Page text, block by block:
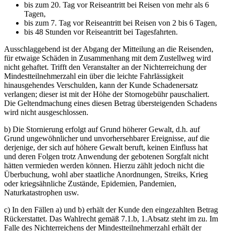
bis zum 20. Tag vor Reiseantritt bei Reisen von mehr als 6
Tagen,
bis zum 7. Tag vor Reiseantritt bei Reisen von 2 bis 6 Tagen,
bis 48 Stunden vor Reiseantritt bei Tagesfahrten.
Ausschlaggebend ist der Abgang der Mitteilung an die Reisenden,
für etwaige Schäden in Zusammenhang mit dem Zustellweg wird
nicht gehaftet. Trifft den Veranstalter an der Nichterreichung der
Mindestteilnehmerzahl ein über die leichte Fahrlässigkeit
hinausgehendes Verschulden, kann der Kunde Schadenersatz
verlangen; dieser ist mit der Höhe der Stornogebühr pauschaliert.
Die Geltendmachung eines diesen Betrag übersteigenden Schadens
wird nicht ausgeschlossen.
b) Die Stornierung erfolgt auf Grund höherer Gewalt, d.h. auf
Grund ungewöhnlicher und unvorhersehbarer Ereignisse, auf die
derjenige, der sich auf höhere Gewalt beruft, keinen Einfluss hat
und deren Folgen trotz Anwendung der gebotenen Sorgfalt nicht
hätten vermieden werden können. Hierzu zählt jedoch nicht die
Überbuchung, wohl aber staatliche Anordnungen, Streiks, Krieg
oder kriegsähnliche Zustände, Epidemien, Pandemien,
Naturkatastrophen usw.
c) In den Fällen a) und b) erhält der Kunde den eingezahlten Betrag
Rückerstattet. Das Wahlrecht gemäß 7.1.b, 1.Absatz steht im zu. Im
Falle des Nichterreichens der Mindestteilnehmerzahl erhält der